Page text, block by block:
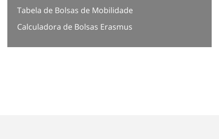
Tabela de Bolsas de Mobilidade
Calculadora de Bolsas Erasmus